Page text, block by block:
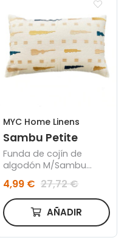
MYC Home Linens
Sambu Petite
Funda de cojín de
algodón M/Sambu
Petite
4,99 € 27,72 €
AÑADIR